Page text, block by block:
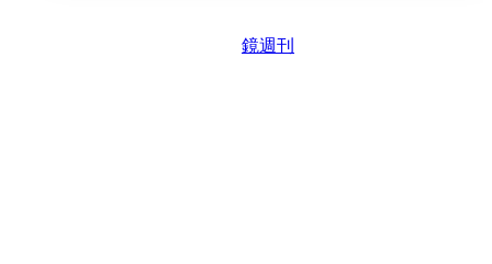
鏡週刊